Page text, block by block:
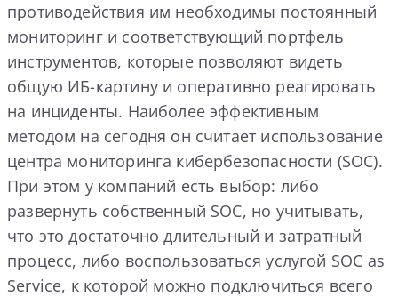
противодействия им необходимы постоянный
мониторинг и соответствующий портфель
инструментов, которые позволяют видеть
общую ИБ-картину и оперативно реагировать
на инциденты. Наиболее эффективным
методом на сегодня он считает использование
центра мониторинга кибербезопасности (SOC).
При этом у компаний есть выбор: либо
развернуть собственный SOC, но учитывать,
что это достаточно длительный и затратный
процесс, либо воспользоваться услугой SOC as
Service, к которой можно подключиться всего